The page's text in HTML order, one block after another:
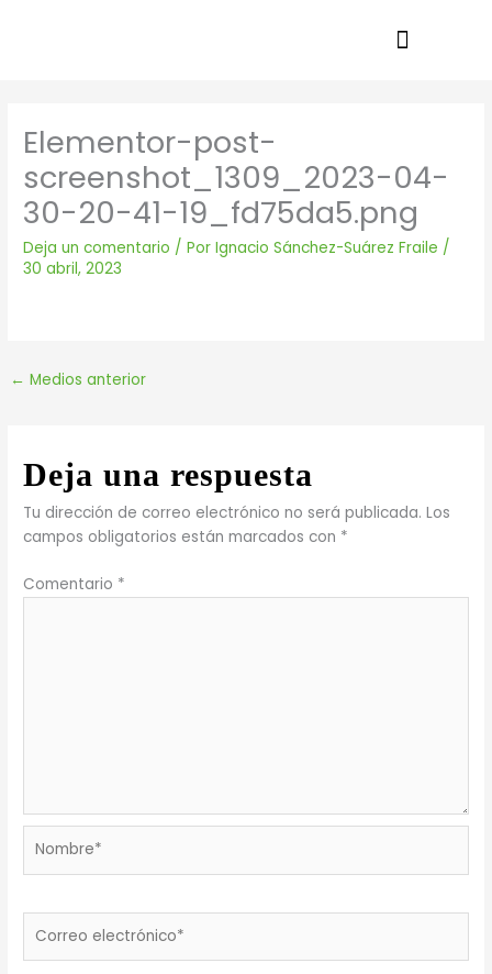
Elementor-post-
screenshot_1309_2023-04-
30-20-41-19_fd75da5.png
Deja un comentario / PorIgnacio Sánchez-Suárez Fraile /
30 abril, 2023
← Medios anterior
Deja una respuesta
Tu dirección de correo electrónico no será publicada. Los
campos obligatorios están marcados con *
Comentario *
electrónico*